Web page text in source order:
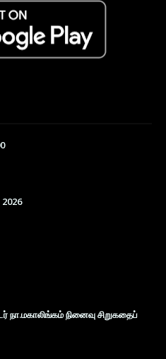
நா.மகாலிங்கம் நினைவு சிறுகதைப்